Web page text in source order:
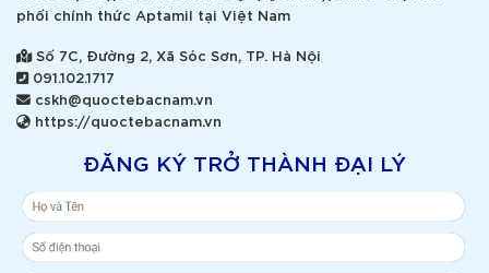
phối chính thức Aptamil tại Việt Nam
Số 7C, Đường 2, Xã Sóc Sơn, TP. Hà Nội
091.102.1717
cskh@quoctebacnam.vn
https://quoctebacnam.vn
ĐĂNG KÝ TRỞ THÀNH ĐẠI LÝ